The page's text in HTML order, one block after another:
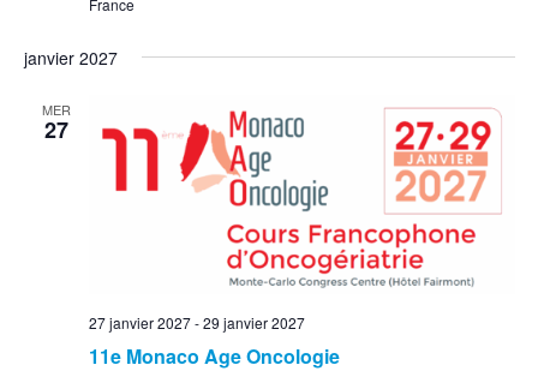
France
janvier 2027
MER
27
11e Monaco Age Oncologie
27 janvier 2027-29 janvier 2027